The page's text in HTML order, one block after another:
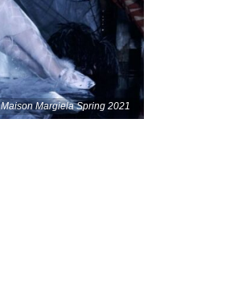
Maison Margiela Spring 2021